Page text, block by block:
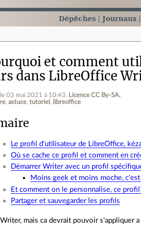
Dépêches Journaux
et comment
dans LibreOffice
le 03 mai 2021 à 10:43. Licence CC By‑SA.
astuce tutoriel libreoffice
Le profil d'utilisateur de LibreOffice,
Où se cache ce profil et comment en
Démarrer Writer avec un profil
Moins geek et moins moche,
Et comment on le personnalise, ce
Partager et sauvegarder les profils
mais ca devrait pouvoir s'appliquer